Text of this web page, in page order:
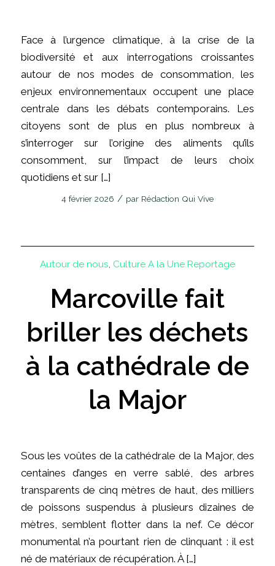
Face à l’urgence climatique, à la crise de la
biodiversité et aux interrogations croissantes
autour de nos modes de consommation, les
enjeux environnementaux occupent une place
centrale dans les débats contemporains. Les
citoyens sont de plus en plus nombreux à
s’interroger sur l’origine des aliments qu’ils
consomment, sur l’impact de leurs choix
quotidiens et sur […]
4 février 2026 / par Rédaction Qui Vive
Autour de nous, Culture A la Une Reportage
Marcoville fait
briller les déchets
à la cathédrale de
la Major
Sous les voûtes de la cathédrale de la Major, des
centaines d’anges en verre sablé, des arbres
transparents de cinq mètres de haut, des milliers
de poissons suspendus à plusieurs dizaines de
mètres, semblent flotter dans la nef. Ce décor
monumental n’a pourtant rien de clinquant : il est
né de matériaux de récupération. À […]